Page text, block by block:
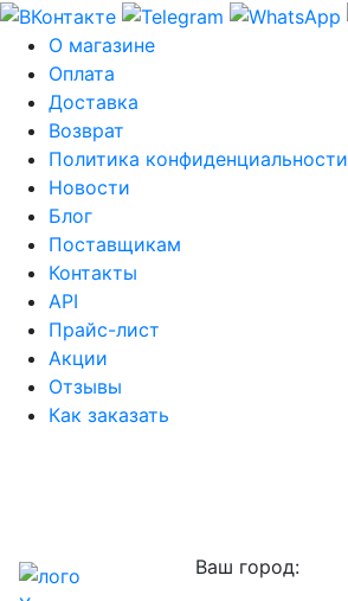
О магазине
Оплата
Доставка
Возврат
Политика конфиденциальности
Новости
Блог
Поставщикам
Контакты
API
Прайс-лист
Акции
Отзывы
Как заказать
Ваш город: